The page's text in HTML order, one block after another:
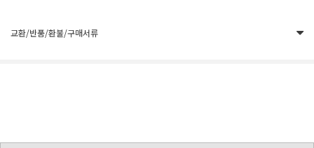
교환/반품/환불/구매서류